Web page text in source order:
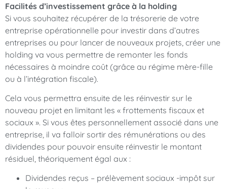
Facilités d’investissement grâce à la holding
Si vous souhaitez récupérer de la trésorerie de votre
entreprise opérationnelle pour investir dans d’autres
entreprises ou pour lancer de nouveaux projets, créer une
holding va vous permettre de remonter les fonds
nécessaires à moindre coût (grâce au régime mère-fille
ou à l’intégration fiscale).
Cela vous permettra ensuite de les réinvestir sur le
nouveau projet en limitant les « frottements fiscaux et
sociaux ». Si vous êtes personnellement associé dans une
entreprise, il va falloir sortir des rémunérations ou des
dividendes pour pouvoir ensuite réinvestir le montant
résiduel, théoriquement égal aux :
Dividendes reçus – prélèvement sociaux -impôt sur